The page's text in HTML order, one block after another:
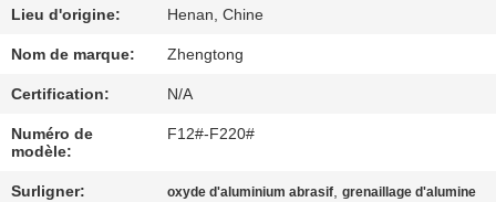
D'USINE
CONTRÔLE
DE
QUALITÉ
Lieu d'origine: Henan, Chine
Nom de marque: Zhengtong
Certification: N/A
Numéro de
modèle:
F12#-F220#
Surligner: oxyde d'aluminium abrasif,grenaillage d'alumine